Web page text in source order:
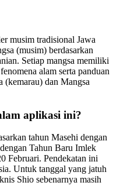
musim tradisional Jawa
(musim) berdasarkan
Setiap mangsa memiliki
alam serta panduan
(kemarau) dan Mangsa
aplikasi ini?
tahun Masehi dengan
Tahun Baru Imlek
Februari. Pendekatan ini
Untuk tanggal yang jatuh
Shio sebenarnya masih